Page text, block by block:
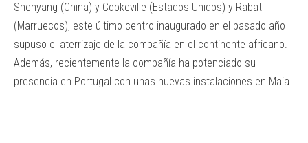
Shenyang (China) y Cookeville (Estados Unidos) y Rabat
(Marruecos), este último centro inaugurado en el pasado año
supuso el aterrizaje de la compañía en el continente africano.
Además, recientemente la compañía ha potenciado su
presencia en Portugal con unas nuevas instalaciones en Maia.